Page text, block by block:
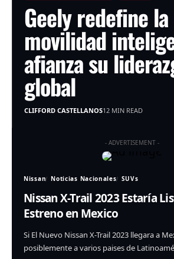
Geely redefine la
movilidad
afianza su
global
CLIFFORD CASTELLANOS12 MIN READ
- ADVERTISEMENT -
Nissan Noticias Nacionales SUVs
Nissan X-Trail 2023 Estaría
Estreno en Mexico
Si El Nuevo Nissan X-Trail 2023 llegara a
posiblemente a varios paises de